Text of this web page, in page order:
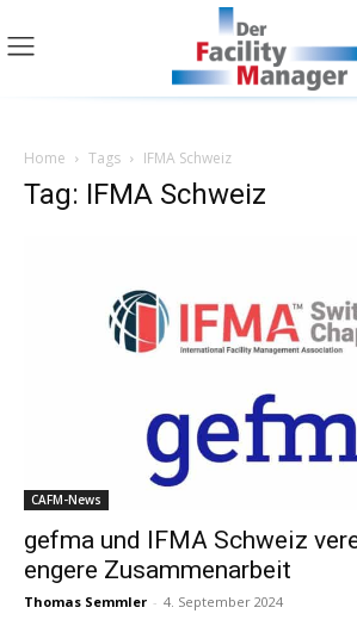
Home Tags IFMA Schweiz
Tag: IFMA Schweiz
CAFM-News
gefma und IFMA Schweiz
engere Zusammenarbeit
Thomas Semmler - 4. September 2024